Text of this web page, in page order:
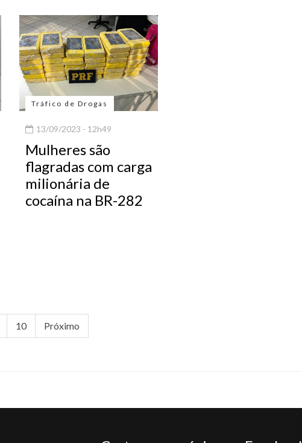
Tráfico de Drogas
13/09/2023 - 12h49
Mulheres são
flagradas com carga
milionária de
cocaína na BR-282
10 Próximo